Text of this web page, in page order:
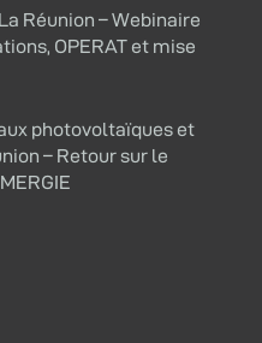
Réunion – Webinaire
OPERAT et mise
photovoltaïques et
– Retour sur le